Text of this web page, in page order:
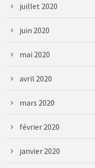
juillet 2020
juin 2020
mai 2020
avril 2020
mars 2020
février 2020
janvier 2020